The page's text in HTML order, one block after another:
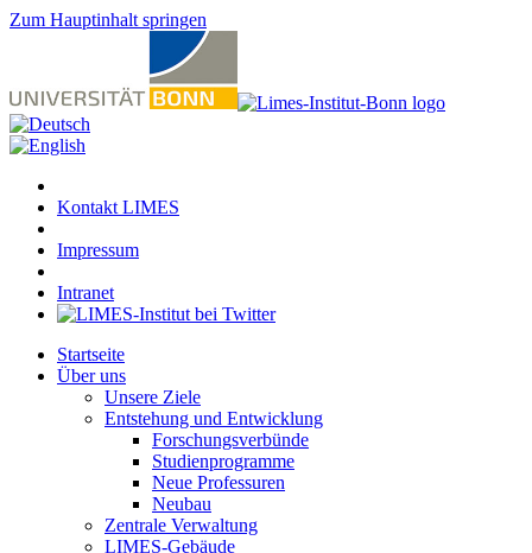
Zum Hauptinhalt springen
Kontakt LIMES
Impressum
Intranet
Startseite
Über uns
Unsere Ziele
Entstehung und Entwicklung
Forschungsverbünde
Studienprogramme
Neue Professuren
Neubau
Zentrale Verwaltung
LIMES-Gebäude